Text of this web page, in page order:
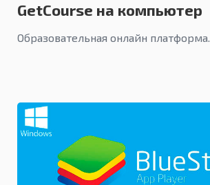
GetCourse на компьютер
Образовательная онлайн платформа.